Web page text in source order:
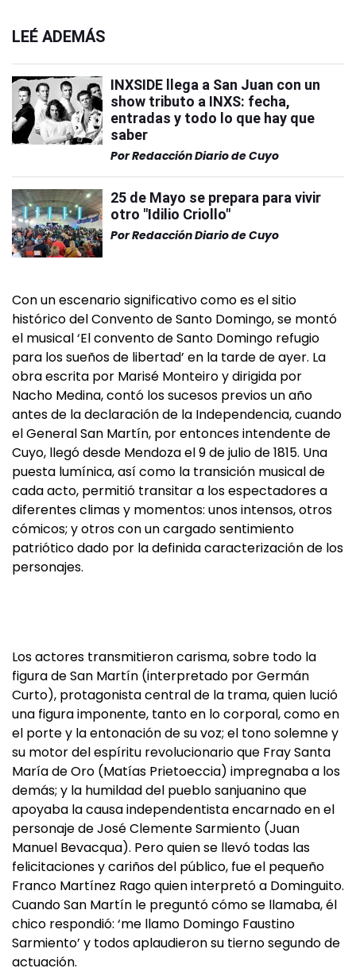
LEÉ ADEMÁS
INXSIDE llega a San Juan con un
show tributo a INXS: fecha,
entradas y todo lo que hay que
saber
PorRedacción Diario de Cuyo
25 de Mayo se prepara para vivir
otro "Idilio Criollo"
PorRedacción Diario de Cuyo
Con un escenario significativo como es el sitio
histórico del Convento de Santo Domingo, se montó
el musical ‘El convento de Santo Domingo refugio
para los sueños de libertad’ en la tarde de ayer. La
obra escrita por Marisé Monteiro y dirigida por
Nacho Medina, contó los sucesos previos un año
antes de la declaración de la Independencia, cuando
el General San Martín, por entonces intendente de
Cuyo, llegó desde Mendoza el 9 de julio de 1815. Una
puesta lumínica, así como la transición musical de
cada acto, permitió transitar a los espectadores a
diferentes climas y momentos: unos intensos, otros
cómicos; y otros con un cargado sentimiento
patriótico dado por la definida caracterización de los
personajes.
Los actores transmitieron carisma, sobre todo la
figura de San Martín (interpretado por Germán
Curto), protagonista central de la trama, quien lució
una figura imponente, tanto en lo corporal, como en
el porte y la entonación de su voz; el tono solemne y
su motor del espíritu revolucionario que Fray Santa
María de Oro (Matías Prietoeccia) impregnaba a los
demás; y la humildad del pueblo sanjuanino que
apoyaba la causa independentista encarnado en el
personaje de José Clemente Sarmiento (Juan
Manuel Bevacqua). Pero quien se llevó todas las
felicitaciones y cariños del público, fue el pequeño
Franco Martínez Rago quien interpretó a Dominguito.
Cuando San Martín le preguntó cómo se llamaba, él
chico respondió: ‘me llamo Domingo Faustino
Sarmiento’ y todos aplaudieron su tierno segundo de
actuación.